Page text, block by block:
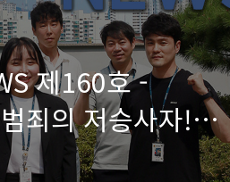
제160호 -
죄의 저승사자!
팀